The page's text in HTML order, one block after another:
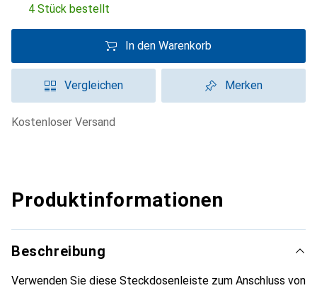
4 Stück bestellt
In den Warenkorb
Vergleichen Merken
kostenloser Versand
Produktinformationen
Beschreibung
Verwenden Sie diese Steckdosenleiste zum Anschluss von